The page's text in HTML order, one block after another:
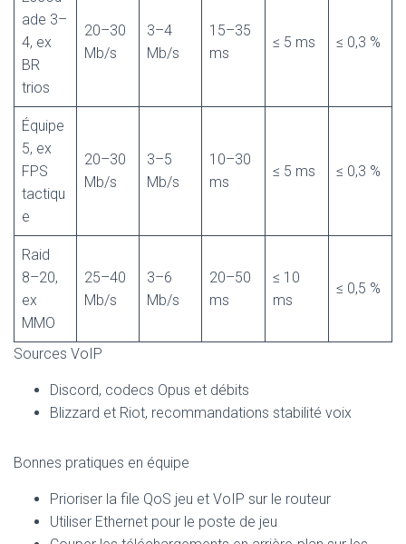
ade 3–
4, ex
BR
trios
20–30
Mb/s
3–4
Mb/s
15–35
ms
≤ 5 ms ≤ 0,3 %
Équipe
5, ex
FPS
tactiqu
e
20–30
Mb/s
3–5
Mb/s
10–30
ms
≤ 5 ms ≤ 0,3 %
Raid
8–20,
ex
MMO
25–40
Mb/s
3–6
Mb/s
20–50
ms
≤ 10
ms
≤ 0,5 %
Sources VoIP
Discord, codecs Opus et débits
Blizzard et Riot, recommandations stabilité voix
Bonnes pratiques en équipe
Prioriser la file QoS jeu et VoIP sur le routeur
Utiliser Ethernet pour le poste de jeu